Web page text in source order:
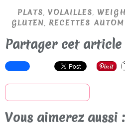
PLATS, VOLAILLES,
GLUTEN, RECETTES
Partager cet article
Vous aimerez aussi :